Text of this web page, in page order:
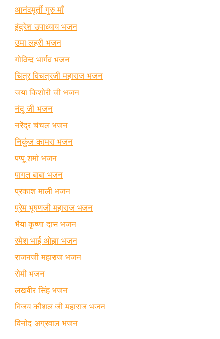
आनंदमूर्ती गुरु माँ
इंद्रेश उपाध्याय भजन
उमा लहरी भजन
गोविन्द भार्गव भजन
चित्र विचत्रजी महाराज भजन
जया किशोरी जी भजन
नंदू जी भजन
नरेंद्र चंचल भजन
निकुंज कामरा भजन
पप्पू शर्मा भजन
पागल बाबा भजन
प्रकाश माली भजन
प्रेम भूषणजी महाराज भजन
भैया कृष्णा दास भजन
रमेश भाई ओझा भजन
राजनजी महाराज भजन
रोमी भजन
लखबीर सिंह भजन
विजय कौशल जी महाराज भजन
विनोद अग्रवाल भजन